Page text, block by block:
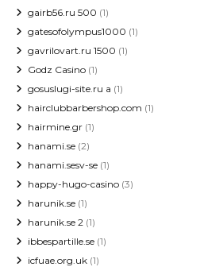
gairb56.ru 500 (1)
gatesofolympus1000 (1)
gavrilovart.ru 1500 (1)
Godz Casino (1)
gosuslugi-site.ru a (1)
hairclubbarbershop.com (1)
hairmine.gr (1)
hanami.se (2)
hanami.sesv-se (1)
happy-hugo-casino (3)
harunik.se (1)
harunik.se 2 (1)
ibbespartille.se (1)
icfuae.org.uk (1)